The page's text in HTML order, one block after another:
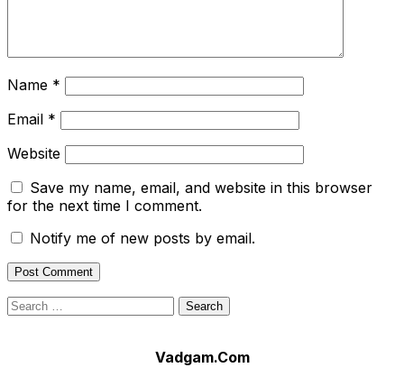
Name *
Email *
Website
Save my name, email, and website in this browser
for the next time I comment.
Notify me of new posts by email.
Search
for:
Vadgam.Com